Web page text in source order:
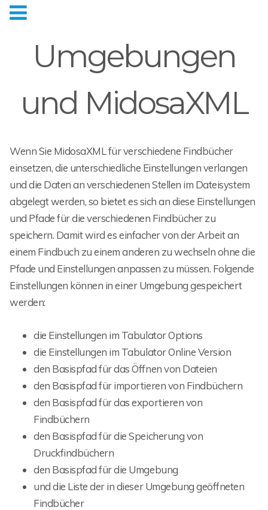
Umgebungen
und MidosaXML
Wenn Sie MidosaXML für verschiedene Findbücher
einsetzen, die unterschiedliche Einstellungen verlangen
und die Daten an verschiedenen Stellen im Dateisystem
abgelegt werden, so bietet es sich an diese Einstellungen
und Pfade für die verschiedenen Findbücher zu
speichern. Damit wird es einfacher von der Arbeit an
einem Findbuch zu einem anderen zu wechseln ohne die
Pfade und Einstellungen anpassen zu müssen. Folgende
Einstellungen können in einer Umgebung gespeichert
werden:
die Einstellungen im Tabulator Options
die Einstellungen im Tabulator Online Version
den Basispfad für das Öffnen von Dateien
den Basispfad für importieren von Findbüchern
den Basispfad für das exportieren von
Findbüchern
den Basispfad für die Speicherung von
Druckfindbüchern
den Basispfad für die Umgebung
und die Liste der in dieser Umgebung geöffneten
Findbücher